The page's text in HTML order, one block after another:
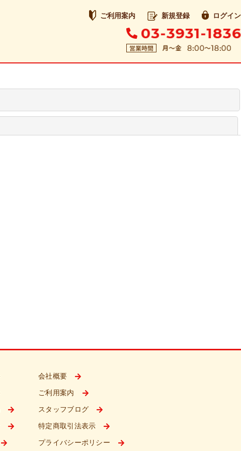
ご利用案内 新規登録 ログイン
会社概要
ご利用案内
スタッフブログ
特定商取引法表示
プライバシーポリシー